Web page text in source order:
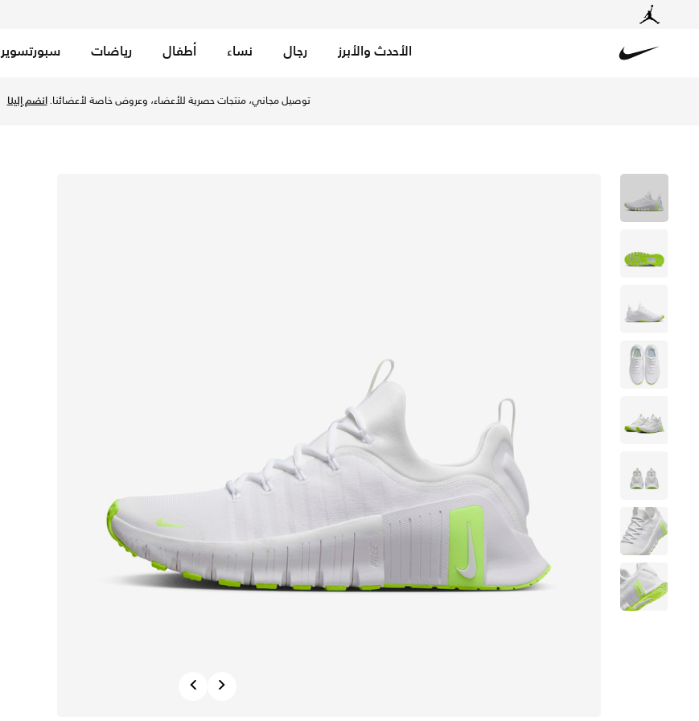
الأحدث والأبرز رجال نساء أطفال رياضات سبورتسوير
توصيل مجاني، منتجات حصرية للأعضاء، وعروض خاصة لأعضائنا.انضم إلينا
Next